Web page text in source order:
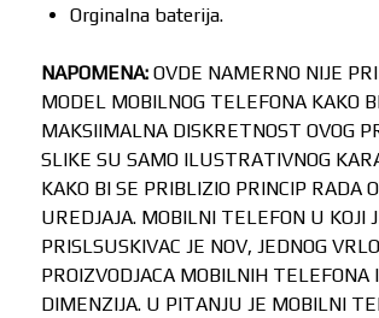
Orginalna baterija.
NAPOMENA: OVDE NAMERNO NIJE
MODEL MOBILNOG TELEFONA KAKO
MAKSIIMALNA DISKRETNOST OVOG
SLIKE SU SAMO ILUSTRATIVNOG
KAKO BI SE PRIBLIZIO PRINCIP RADA
UREDJAJA. MOBILNI TELEFON U KOJI
PRISLSUSKIVAC JE NOV, JEDNOG
PROIZVODJACA MOBILNIH TELEFONA
DIMENZIJA. U PITANJU JE MOBILNI